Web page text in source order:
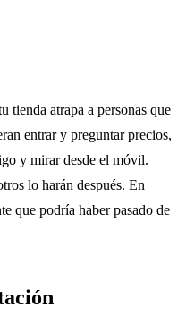
tienda atrapa a personas que
entrar y preguntar precios,
y mirar desde el móvil.
lo harán después. En
que podría haber pasado de